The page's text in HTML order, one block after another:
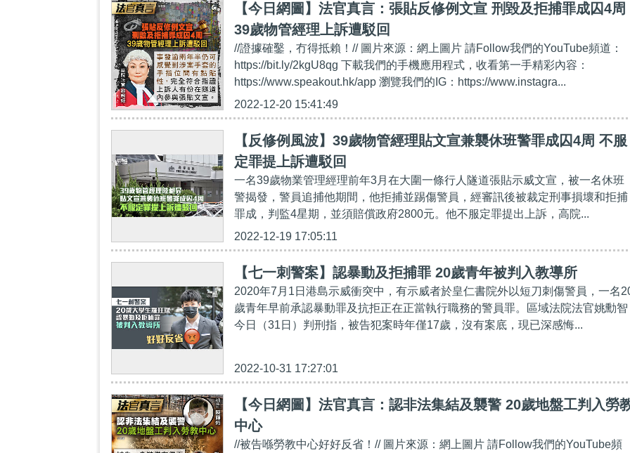
【今日網圖】法官真言：張貼反修例文宣 刑毀及拒捕罪成囚4周
39歲物管經理上訴遭駁回
//證據確鑿，冇得抵賴！// 圖片來源：網上圖片 請Follow我們的YouTube頻道：
https://bit.ly/2kgU8qg 下載我們的手機應用程式，收看第一手精彩內容：
https://www.speakout.hk/app 瀏覽我們的IG：https://www.instagra...
2022-12-20 15:41:49
【反修例風波】39歲物管經理貼文宣兼襲休班警罪成囚4周 不服
定罪提上訴遭駁回
一名39歲物業管理經理前年3月在大圍一條行人隧道張貼示威文宣，被一名休班
警揭發，警員追捕他期間，他拒捕並踢傷警員，經審訊後被裁定刑事損壞和拒捕
罪成，判監4星期，並須賠償政府2800元。他不服定罪提出上訴，高院...
2022-12-19 17:05:11
【七一刺警案】認暴動及拒捕罪 20歲青年被判入教導所
2020年7月1日港島示威衝突中，有示威者於皇仁書院外以短刀刺傷警員，一名
歲青年早前承認暴動罪及抗拒正在正當執行職務的警員罪。區域法院法官姚勳智
今日（31日）判刑指，被告犯案時年僅17歲，沒有案底，現已深感悔...
2022-10-31 17:27:01
【今日網圖】法官真言：認非法集結及襲警 20歲地盤工判入勞
中心
//被告喺勞教中心好好反省！// 圖片來源：網上圖片 請Follow我們的YouTube頻